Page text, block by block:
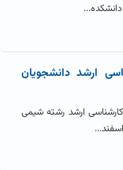
ارشد دانشجویان
ارشد رشته شیمی